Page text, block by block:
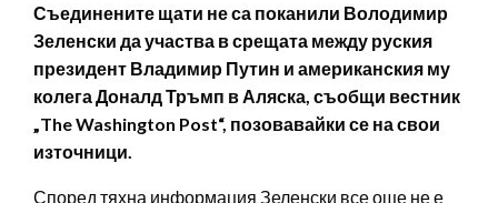
Съединените щати не са поканили Володимир
Зеленски да участва в срещата между руския
президент Владимир Путин и американския му
колега Доналд Тръмп в Аляска, съобщи вестник
„The Washington Post“, позовавайки се на свои
източници.
Според тяхна информация Зеленски все още не е